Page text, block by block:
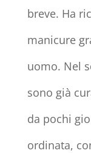
breve. Ha
manicure
uomo. Nel
sono già
da pochi
ordinata,